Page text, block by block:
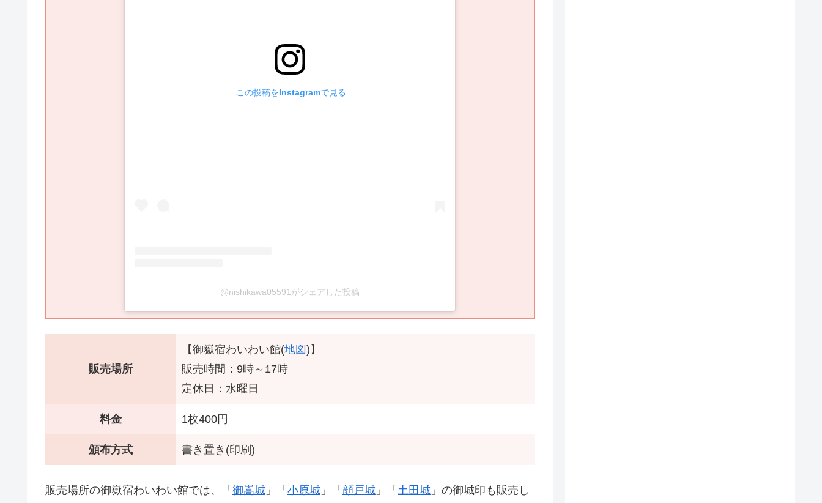
この投稿をInstagramで見る
@nishikawa05591がシェアした投稿
販売場所
【御嶽宿わいわい館(地図)】
販売時間：9時～17時
定休日：水曜日
料金 1枚400円
頒布方式 書き置き(印刷)
販売場所の御嶽宿わいわい館では、「 御嵩城 」「 小原城 」「 顔戸城 」「 土田城 」の御城印も販売し